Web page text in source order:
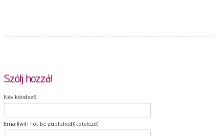
Szólj hozzá!
Név kötelező
Email(will not be published)(kötelező)